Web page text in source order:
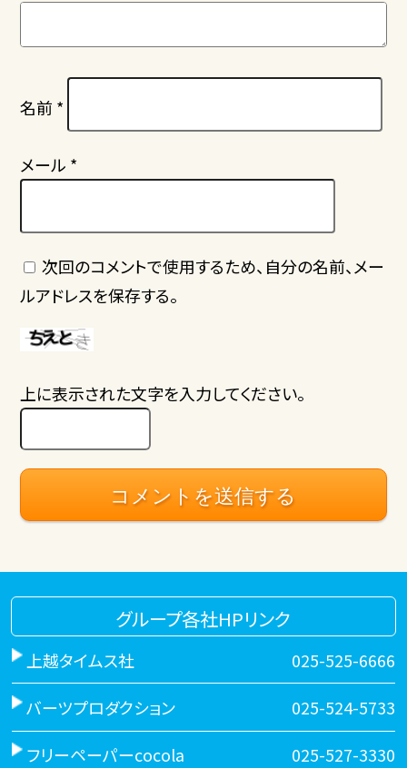
名前 *
メール *
次回のコメントで使用するため、自分の名前、メー
ルアドレスを保存する。
上に表示された文字を入力してください。
グループ各社HPリンク
上越タイムス社 025-525-6666
バーツプロダクション 025-524-5733
フリーペーパーcocola 025-527-3330